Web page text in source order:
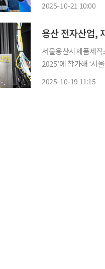
2025-10-21 10:00
서울용산시제품제
2025’에 참가해 ‘서울
2025-10-19 11:15